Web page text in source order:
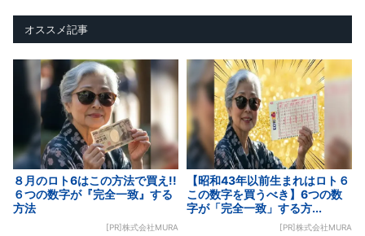
オススメ記事
８月のロト6はこの方法で買え!!
６つの数字が『完全一致』する
方法
[PR]株式会社MURA
【昭和43年以前生まれはロト６
この数字を買うべき】6つの数
字が「完全一致」する方...
[PR]株式会社MURA